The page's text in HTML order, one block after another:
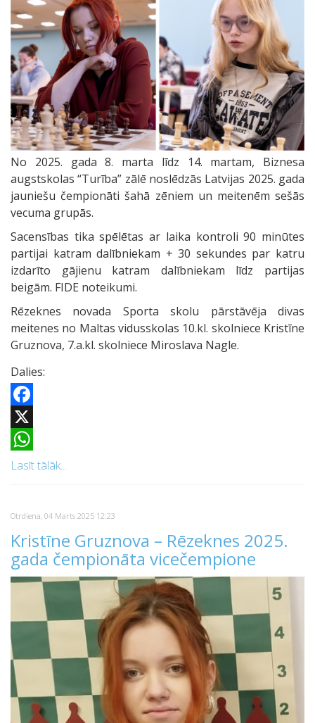
No 2025. gada 8. marta līdz 14. martam, Biznesa
augstskolas “Turība” zālē noslēdzās Latvijas 2025. gada
jauniešu čempionāti šahā zēniem un meitenēm sešās
vecuma grupās.
Sacensības tika spēlētas ar laika kontroli 90 minūtes
partijai katram dalībniekam + 30 sekundes par katru
izdarīto gājienu katram dalībniekam līdz partijas
beigām. FIDE noteikumi.
Rēzeknes novada Sporta skolu pārstāvēja divas
meitenes no Maltas vidusskolas 10.kl. skolniece Kristīne
Gruznova, 7.a.kl. skolniece Miroslava Nagle.
Dalies:
Facebook
X
WhatsApp
Lasīt tālāk...
Otrdiena, 04 Marts 2025 12:23
Kristīne Gruznova – Rēzeknes 2025.
gada čempionāta vicečempione